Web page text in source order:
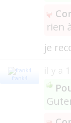
rien
je
frank4
il y a